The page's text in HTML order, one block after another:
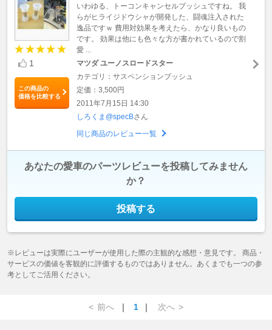
1
この商品の
価格を比較する
いわゆる、トーコンキャンセルブッシュですね。 我
らがヒライジドウシャが開発した、闘魂注入された
逸品ですｗ 費用対効果を考えたら、かなり良いもの
です。 効果は他にも色々な方が書かれているので割
愛 ...
マツダ ユーノスロードスター
カテゴリ：サスペンションブッシュ
定価：3,500円
2011年7月15日 14:30
しろくま@specBさん
同じ商品のレビュー一覧
あなたの愛車のパーツレビューを投稿してみません
か？
投稿する
※レビューは実際にユーザーが使用した際の主観的な感想・意見です。 商品・
サービスの価値を客観的に評価するものではありません。あくまでも一つの参
考としてご活用ください。
< 前へ ｜ 1 ｜ 次へ >